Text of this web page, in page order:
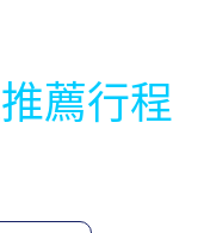
薦行程